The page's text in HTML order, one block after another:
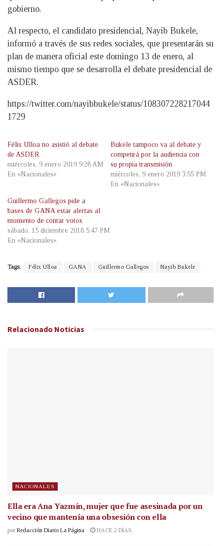
gobierno.
Al respecto, el candidato presidencial, Nayib Bukele,
informó a través de sus redes sociales, que presentarán su
plan de manera oficial este domingo 13 de enero, al
mismo tiempo que se desarrolla el debate presidencial de
ASDER.
https://twitter.com/nayibbukele/status/108307228217044
1729
Félix Ulloa no asistió al debate
de ASDER
miércoles, 9 enero 2019 9:28 AM
En «Nacionales»
Bukele tampoco va al debate y
competirá por la audiencia con
su propia transmisión
miércoles, 9 enero 2019 3:55 PM
En «Nacionales»
Guillermo Gallegos pide a
bases de GANA estar alertas al
momento de contar votos
sábado, 15 diciembre 2018 5:47 PM
En «Nacionales»
Tags: Félix Ulloa GANA Guillermo Gallegos Nayib Bukele
Relacionado Noticias
NACIONALES
Ella era Ana Yazmín, mujer que fue asesinada por un
vecino que mantenía una obsesión con ella
por Redacción Diario La Página HACE 2 DÍAS